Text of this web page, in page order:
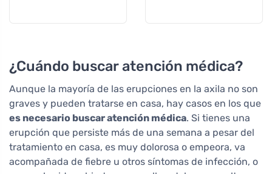
¿Cuándo buscar atención médica?
Aunque la mayoría de las erupciones en la axila no son
graves y pueden tratarse en casa, hay casos en los que
es necesario buscar atención médica. Si tienes una
erupción que persiste más de una semana a pesar del
tratamiento en casa, es muy dolorosa o empeora, va
acompañada de fiebre u otros síntomas de infección, o